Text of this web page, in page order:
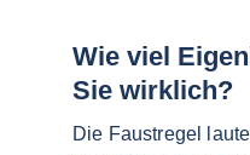
Die Faustregel
Wie viel
Sie wirklich?